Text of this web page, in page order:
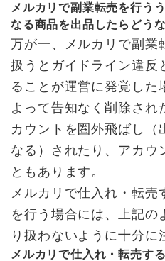
メルカリで副業転売を行う
なる商品を出品したらどう
万が一、メルカリで副業
扱うとガイドライン違反
ることが運営に発覚した
よって告知なく削除され
カウントを圏外飛ばし（
なる）されたり、アカウ
ともあります。
メルカリで仕入れ・転
を行う場合には、上記の
り扱わないように十分に
メルカリで仕入れ・転売す